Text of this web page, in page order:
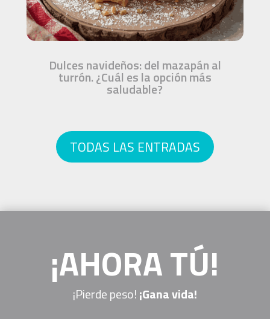
Dulces navideños: del mazapán al
turrón. ¿Cuál es la opción más
saludable?
TODAS LAS ENTRADAS
¡AHORA TÚ!
¡Pierde peso!¡Gana vida!